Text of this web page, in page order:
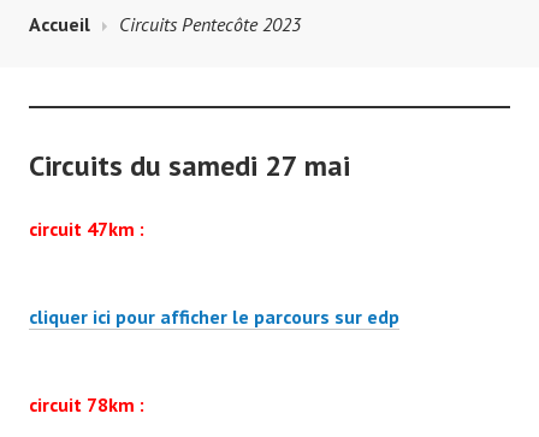
Accueil Circuits Pentecôte 2023
Circuits du samedi 27 mai
circuit 47km :
cliquer ici pour afficher le parcours sur edp
circuit 78km :